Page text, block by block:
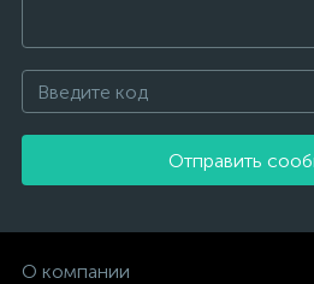
Отправить
О компании